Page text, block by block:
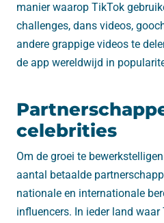
manier waarop TikTok
challenges, dans videos,
andere grappige videos te
de app wereldwijd in
celebrities
Om de groei te
aantal betaalde
nationale en internationale
influencers. In ieder land